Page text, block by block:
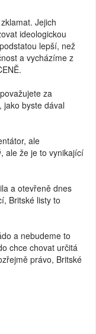
Jejich
ideologickou
lepší, než
a vycházíme z
za
jako byste dával
ale
ale že je to vynikající
a otevřeně dnes
Britské listy to
a nebudeme to
chce chovat určitá
právo, Britské